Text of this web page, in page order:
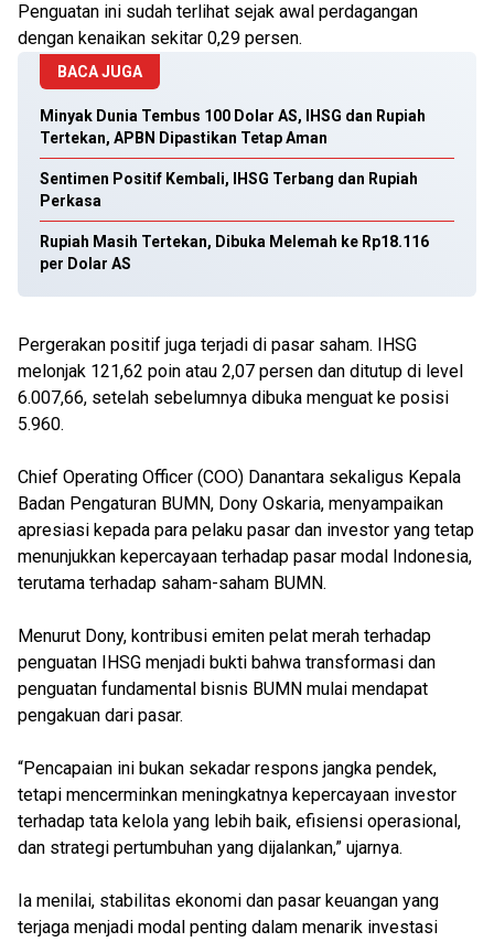
Penguatan ini sudah terlihat sejak awal perdagangan
dengan kenaikan sekitar 0,29 persen.
BACA JUGA
Minyak Dunia Tembus 100 Dolar AS, IHSG dan Rupiah
Tertekan, APBN Dipastikan Tetap Aman
Sentimen Positif Kembali, IHSG Terbang dan Rupiah
Perkasa
Rupiah Masih Tertekan, Dibuka Melemah ke Rp18.116
per Dolar AS
Pergerakan positif juga terjadi di pasar saham. IHSG
melonjak 121,62 poin atau 2,07 persen dan ditutup di level
6.007,66, setelah sebelumnya dibuka menguat ke posisi
5.960.
Chief Operating Officer (COO) Danantara sekaligus Kepala
Badan Pengaturan BUMN, Dony Oskaria, menyampaikan
apresiasi kepada para pelaku pasar dan investor yang tetap
menunjukkan kepercayaan terhadap pasar modal Indonesia,
terutama terhadap saham-saham BUMN.
Menurut Dony, kontribusi emiten pelat merah terhadap
penguatan IHSG menjadi bukti bahwa transformasi dan
penguatan fundamental bisnis BUMN mulai mendapat
pengakuan dari pasar.
“Pencapaian ini bukan sekadar respons jangka pendek,
tetapi mencerminkan meningkatnya kepercayaan investor
terhadap tata kelola yang lebih baik, efisiensi operasional,
dan strategi pertumbuhan yang dijalankan,” ujarnya.
Ia menilai, stabilitas ekonomi dan pasar keuangan yang
terjaga menjadi modal penting dalam menarik investasi